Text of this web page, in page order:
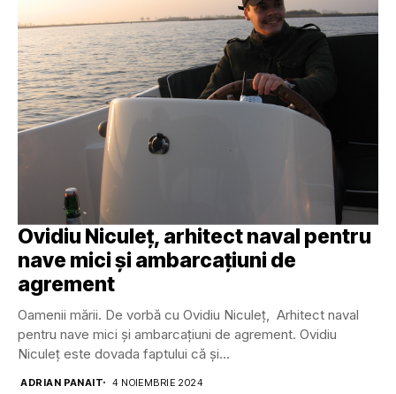
Ovidiu Niculeț, arhitect naval pentru
nave mici și ambarcațiuni de
agrement
Oamenii mării. De vorbă cu Ovidiu Niculeț, Arhitect naval
pentru nave mici și ambarcațiuni de agrement. Ovidiu
Niculeț este dovada faptului că și...
ADRIAN PANAIT 4 NOIEMBRIE 2024